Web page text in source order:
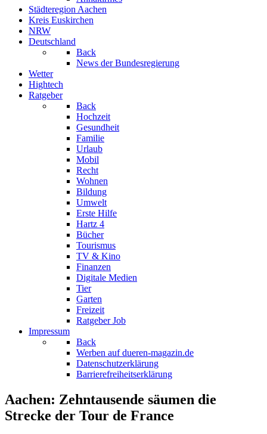
Städteregion Aachen
Kreis Euskirchen
NRW
Deutschland
Back
News der Bundesregierung
Wetter
Hightech
Ratgeber
Back
Hochzeit
Gesundheit
Familie
Urlaub
Mobil
Recht
Wohnen
Bildung
Umwelt
Erste Hilfe
Hartz 4
Bücher
Tourismus
TV & Kino
Finanzen
Digitale Medien
Tier
Garten
Freizeit
Ratgeber Job
Impressum
Back
Werben auf dueren-magazin.de
Datenschutzerklärung
Barrierefreiheitserklärung
Aachen: Zehntausende säumen die
Strecke der Tour de France